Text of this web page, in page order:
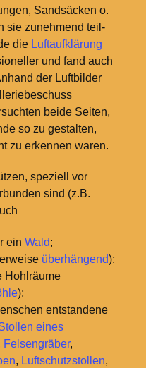
Sandsäcken o.
sie zunehmend teil-
die Luftaufklärung
und fand auch
der Luftbilder
beide Seiten,
so zu gestalten,
zu erkennen waren.
speziell vor
sind (z.B.
ein Wald;
überhängend);
Hohlräume
);
entstandene
eines
Felsengräber,
, Luftschutzstollen,